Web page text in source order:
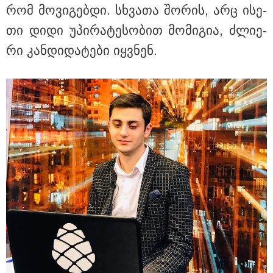
15:47 / 07-08-2026
Tower Group და BREEAM - ხარისხის საერთაშორისო
სტანდარტი ქართულ დეველოპმენტში
რომ მო­ვი­გებ­დი. სხვა­თა შო­რის, არც ისე­
თი დიდი უპი­რა­ტე­სო­ბით მო­მი­გია, ძლი­ე­
რი კან­დი­და­ტე­ბი იყ­ვნენ.